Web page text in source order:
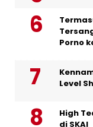
Porno
Level
High
di SKAI